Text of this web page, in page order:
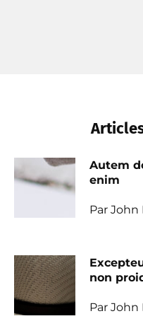
Autem
enim
Par John
non
Par John